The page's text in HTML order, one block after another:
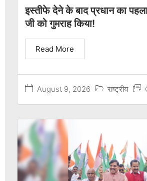
इस्तीफे देने के बाद प्रधान का
जी को गुमराह किया!
August 9, 2026 राष्ट्रीय
Read More